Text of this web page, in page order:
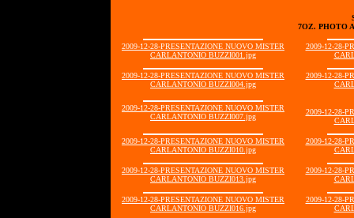
7OZ. PHOTO
2009-12-28-PRESENTAZIONE NUOVO MISTER
CARLANTONIO BUZZI001.jpg
2009-12-28-
2009-12-28-PRESENTAZIONE NUOVO MISTER
CARLANTONIO BUZZI004.jpg
2009-12-28-
2009-12-28-PRESENTAZIONE NUOVO MISTER
CARLANTONIO BUZZI007.jpg
2009-12-28-
2009-12-28-PRESENTAZIONE NUOVO MISTER
CARLANTONIO BUZZI010.jpg
2009-12-28-
2009-12-28-PRESENTAZIONE NUOVO MISTER
CARLANTONIO BUZZI013.jpg
2009-12-28-
2009-12-28-PRESENTAZIONE NUOVO MISTER
CARLANTONIO BUZZI016.jpg
2009-12-28-